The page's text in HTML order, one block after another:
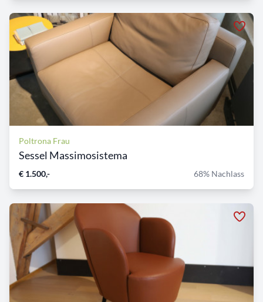
Poltrona Frau
Sessel Massimosistema
€ 1.500,- 68% Nachlass